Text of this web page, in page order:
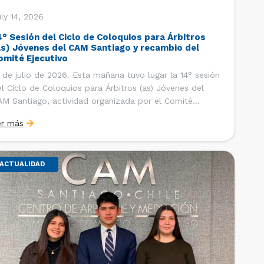
14, 2026
Sesión del Ciclo de Coloquios para Árbitros
Jóvenes del CAM Santiago y recambio del
Ejecutivo
de julio de 2026. Esta mañana tuvo lugar la 14° sesión
Ciclo de Coloquios para Árbitros (as) Jóvenes del
Santiago, actividad organizada por el Comité
y Relaciones Internacionales del Centro, con la
de que los integrantes […]
más
ACTUALIDAD